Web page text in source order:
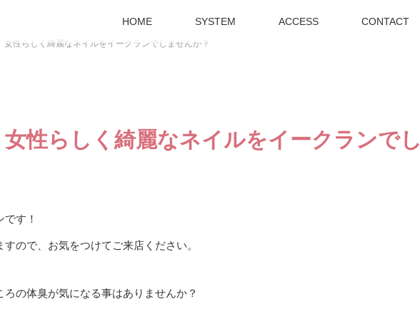
HOME SYSTEM ACCESS CONTACT
しく綺麗なネイルをイークランでしませんか？
しく綺麗なネイルをイークランでし
す！
ので、お気をつけてご来店ください。
の体臭が気になる事はありませんか？